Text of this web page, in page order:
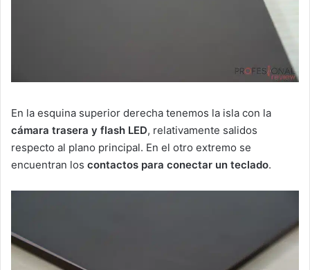
En la esquina superior derecha tenemos la isla con la
cámara trasera y flash LED, relativamente salidos
respecto al plano principal. En el otro extremo se
encuentran los contactos para conectar un teclado.